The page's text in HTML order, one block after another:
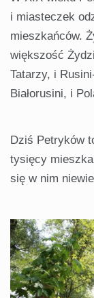
i miasteczek
mieszkańców.
większość
Tatarzy, i
Białorusini, i
Dziś Petryków
tysięcy
się w nim